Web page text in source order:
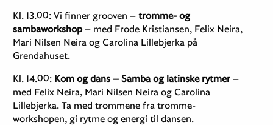
Kl. 13.00: Vi finner grooven –tromme- og
sambaworkshop– med Frode Kristiansen, Felix Neira,
Mari Nilsen Neira og Carolina Lillebjerka på
Grendahuset​.
Kl. 14.00: Kom og dans – Samba og latinske rytmer –
med Felix Neira, Mari Nilsen Neira og Carolina
Lillebjerka​. Ta med trommene fra tromme-
workshopen, gi rytme og energi til dansen​.